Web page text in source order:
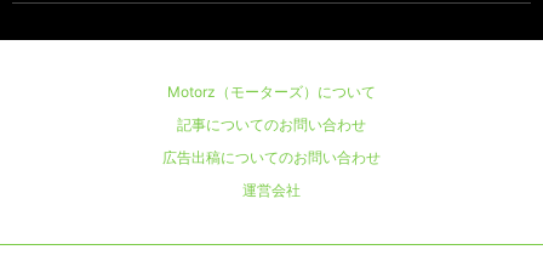
Motorz（モーターズ）について
記事についてのお問い合わせ
広告出稿についてのお問い合わせ
運営会社